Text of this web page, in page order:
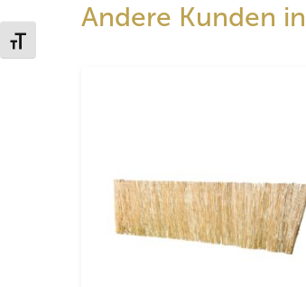
Schrift vergrößern
Andere Kunden